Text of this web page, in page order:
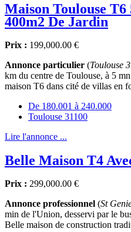
Maison Toulouse
400m2 De Jardin
Prix : 199,000.00 €
Annonce particulier (Toulouse
km du centre de Toulouse, à 5
maison T6 dans cité de villas en
De 180.001 à 240.000
Toulouse 31100
Lire l'annonce ...
Belle Maison T4
Prix : 299,000.00 €
Annonce professionnel (St
min de l'Union, desservi par le
Belle maison de construction